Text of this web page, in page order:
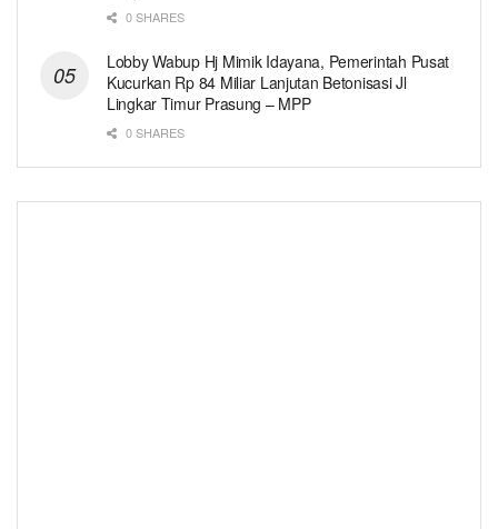
0 SHARES
Lobby Wabup Hj Mimik Idayana, Pemerintah Pusat
Kucurkan Rp 84 Miliar Lanjutan Betonisasi Jl
Lingkar Timur Prasung – MPP
0 SHARES